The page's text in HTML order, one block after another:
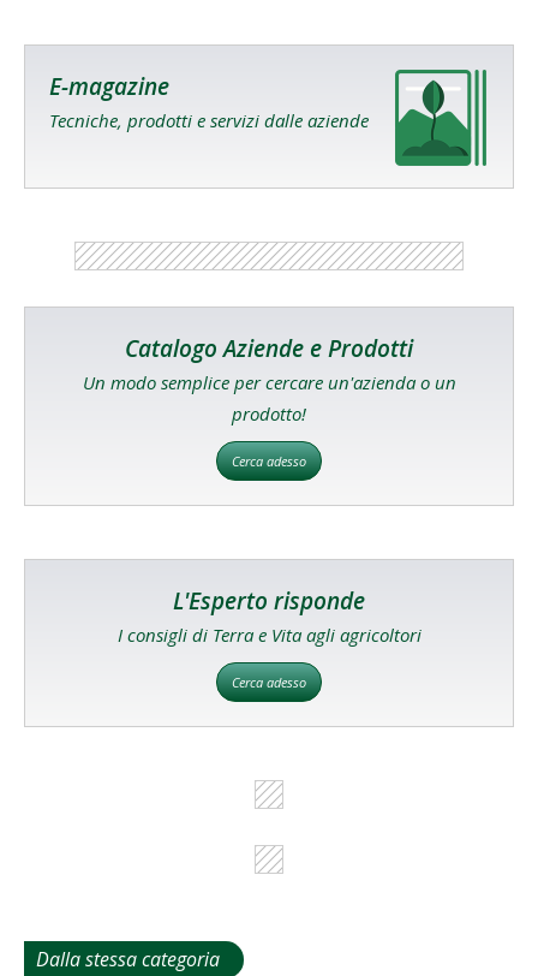
E-magazine
Tecniche, prodotti e servizi dalle aziende
Catalogo Aziende e Prodotti
Un modo semplice per cercare un'azienda o un
prodotto!
Cerca adesso
L'Esperto risponde
I consigli di Terra e Vita agli agricoltori
Cerca adesso
Dalla stessa categoria